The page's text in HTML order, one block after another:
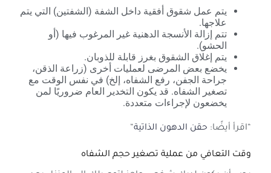
يتم عمل شقوق أفقية داخل الشفة (الشفتين) التي يتم
علاجها.
تتم إزالة الأنسجة الدهنية غير المرغوب فيها (أو
الحشو).
يتم إغلاق الشقوق بغرز قابلة للذوبان.
يخضع بعض المرضى لعمليات أخرى (زراعة الذقن،
جراحة الجفن، رفع الشفاه، إلخ) في نفس الوقت مع
تصغير الشفاه. قد يكون التخدير العام ضروريًا لمن
يخضعون لإجراءات متعددة.
“اقرأ أيضًا: حقن الدهون الذاتية“
وقت التعافي من عملية تصغير حجم الشفاه